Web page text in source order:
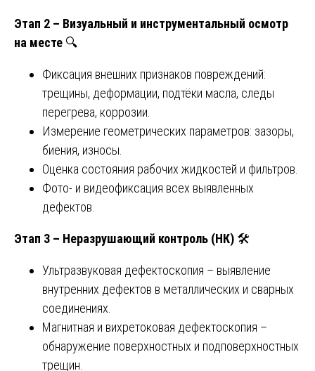
Этап 2 – Визуальный и инструментальный осмотр
на месте 🔍
Фиксация внешних признаков повреждений:
трещины, деформации, подтёки масла, следы
перегрева, коррозии.
Измерение геометрических параметров: зазоры,
биения, износы.
Оценка состояния рабочих жидкостей и фильтров.
Фото- и видеофиксация всех выявленных
дефектов.
Этап 3 – Неразрушающий контроль (НК) 🛠️
Ультразвуковая дефектоскопия – выявление
внутренних дефектов в металлических и сварных
соединениях.
Магнитная и вихретоковая дефектоскопия –
обнаружение поверхностных и подповерхностных
трещин.